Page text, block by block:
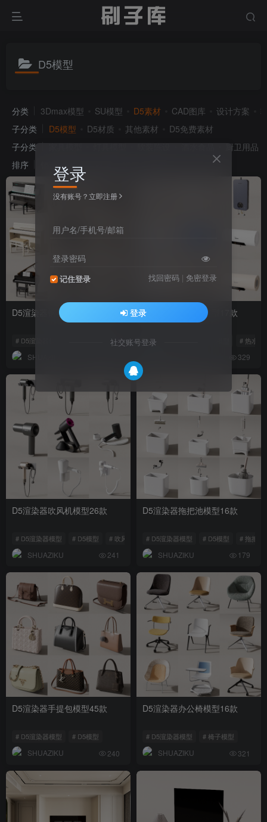
D5模型
分类 3Dmax模型 SU模型 D5素材 CAD图库 设计方案
子分类
D5模型 D5材质 其他素材
D5免费素材
子分类
家具模型 灯具模型 软装陈设 酒水食品
厨卫用品
排序
销量 发布
D5渲染器钢琴模型55款
# D5渲染器模型 # 钢琴模型
SHUAZIKU
D5渲染器热水器模型17款
# D5渲染器模型 # 热水器
329
D5渲染器吹风机模型26款
# D5渲染器模型 # D5模型 # 吹风机模型
SHUAZIKU 241
D5渲染器拖把池模型16款
# D5渲染器模型 # D5模型 # 拖把池
SHUAZIKU 179
D5渲染器手提包模型45款
# D5渲染器模型 # D5模型
SHUAZIKU 240
D5渲染器办公椅模型16款
# D5渲染器模型 # 椅子模型
SHUAZIKU 321
登录
没有账号？立即注册
用户名/手机号/邮箱
登录密码
记住登录 找回密码 | 免密登录
登录
社交账号登录